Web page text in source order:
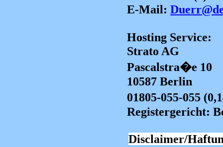
E-Mail:
Hosting Service:
Strato AG
Pascalstra�e 10
10587 Berlin
01805-055-055
Registergericht:
Disclaimer/